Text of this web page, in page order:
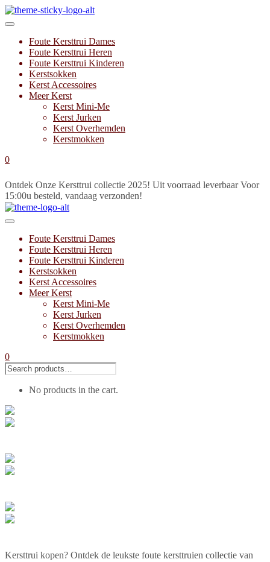
Foute Kersttrui Dames
Foute Kersttrui Heren
Foute Kersttrui Kinderen
Kerstsokken
Kerst Accessoires
Meer Kerst
Kerst Mini-Me
Kerst Jurken
Kerst Overhemden
Kerstmokken
0
Ontdek Onze Kersttrui collectie 2025! Uit voorraad leverbaar Voor
15:00u besteld, vandaag verzonden!
Foute Kersttrui Dames
Foute Kersttrui Heren
Foute Kersttrui Kinderen
Kerstsokken
Kerst Accessoires
Meer Kerst
Kerst Mini-Me
Kerst Jurken
Kerst Overhemden
Kerstmokken
0
No products in the cart.
Kersttrui kopen? Ontdek de leukste foute kersttruien collectie van